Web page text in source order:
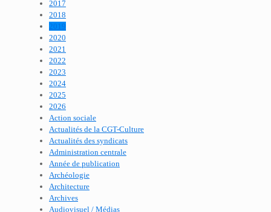
2017
2018
2019
2020
2021
2022
2023
2024
2025
2026
Action sociale
Actualités de la CGT-Culture
Actualités des syndicats
Administration centrale
Année de publication
Archéologie
Architecture
Archives
Audiovisuel / Médias